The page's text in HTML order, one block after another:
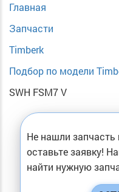
Главная
Запчасти
Timberk
Подбор по модели
SWH FSM7 V
Не нашли запчасть
оставьте заявку!
найти нужную